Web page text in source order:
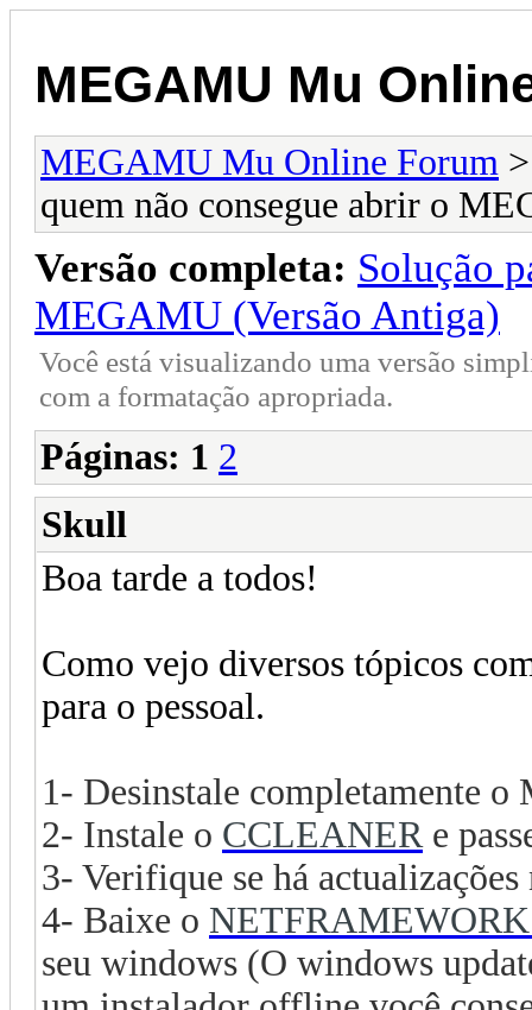
MEGAMU Mu
MEGAMU Mu Online Forum
quem não consegue abrir o
Versão completa: Solução
MEGAMU (Versão Antiga)
Você está visualizando uma versão
com a formatação apropriada.
Páginas: 1 2
Skull
Boa tarde a todos!
Como vejo diversos tópicos
para o pessoal.
1- Desinstale completamente o
2- Instale o CCLEANER e
3- Verifique se há
4- Baixe o
seu windows (O windows